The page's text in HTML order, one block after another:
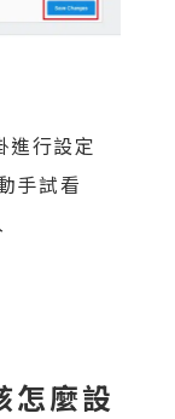
行設定
手試看
怎麼設